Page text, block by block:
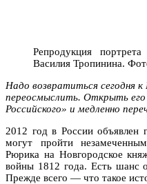
Репродукция
Василия Тропинина.
Надо возвратиться сегодня
переосмыслить. Открыть
Российского» и медленно
2012 год в России объявлен
могут пройти
Рюрика на Новгородское
войны 1812 года. Есть шанс
Прежде всего — что такое